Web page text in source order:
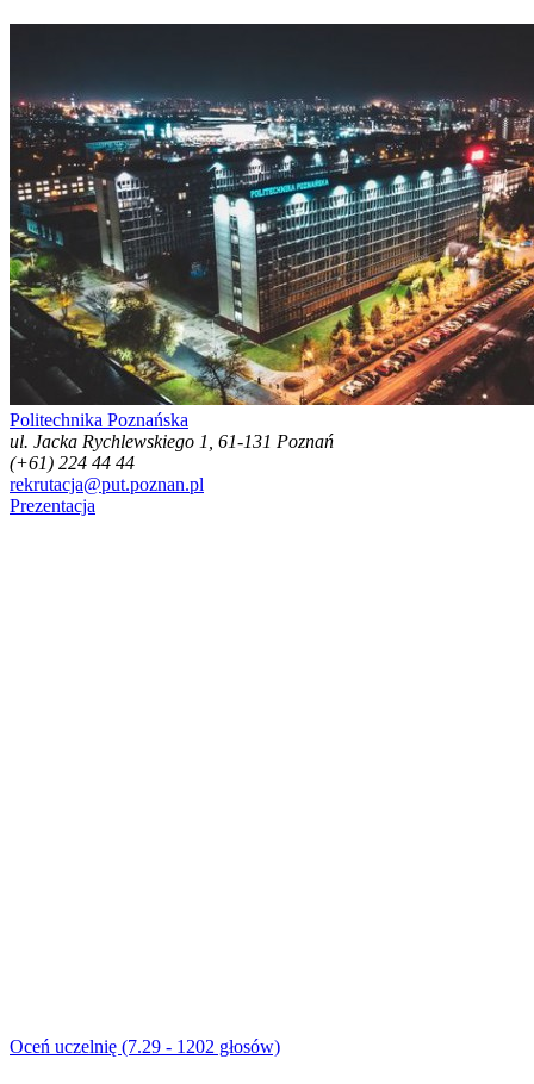
Politechnika Poznańska
ul. Jacka Rychlewskiego 1, 61-131 Poznań
(+61) 224 44 44
rekrutacja@put.poznan.pl
Prezentacja
Oceń uczelnię (7.29 - 1202 głosów)